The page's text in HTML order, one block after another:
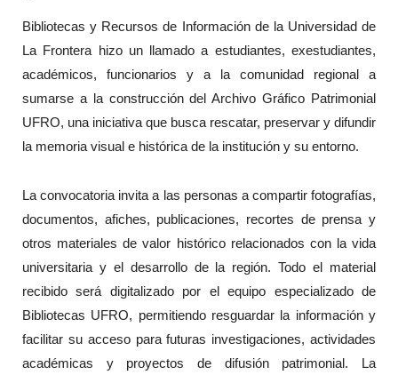
Bibliotecas y Recursos de Información de la Universidad de
La Frontera hizo un llamado a estudiantes, exestudiantes,
académicos, funcionarios y a la comunidad regional a
sumarse a la construcción del Archivo Gráfico Patrimonial
UFRO, una iniciativa que busca rescatar, preservar y difundir
la memoria visual e histórica de la institución y su entorno.
La convocatoria invita a las personas a compartir fotografías,
documentos, afiches, publicaciones, recortes de prensa y
otros materiales de valor histórico relacionados con la vida
universitaria y el desarrollo de la región. Todo el material
recibido será digitalizado por el equipo especializado de
Bibliotecas UFRO, permitiendo resguardar la información y
facilitar su acceso para futuras investigaciones, actividades
académicas y proyectos de difusión patrimonial. La